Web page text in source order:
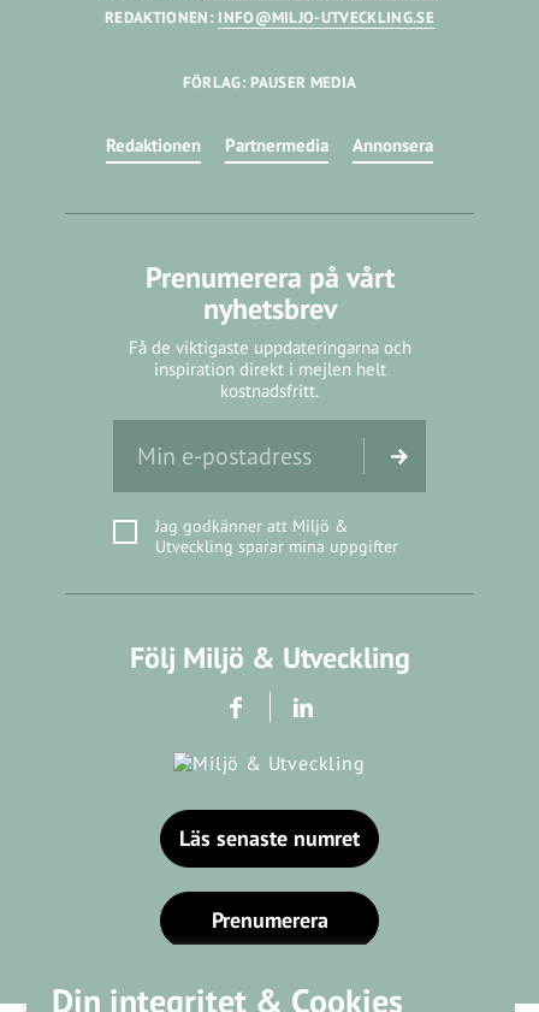
Din integritet & Cookies
REDAKTIONEN: INFO@MILJO-UTVECKLING.SE
FÖRLAG: PAUSER MEDIA
Redaktionen Partnermedia Annonsera
Prenumerera på vårt
nyhetsbrev
Få de viktigaste uppdateringarna och
inspiration direkt i mejlen helt
kostnadsfritt.
Jag godkänner att Miljö &
Utveckling sparar mina uppgifter
Följ Miljö & Utveckling
Läs senaste numret
Prenumerera